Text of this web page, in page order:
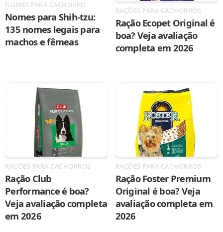
NOMES PARA CACHORRO
Nomes para Shih-tzu:
135 nomes legais para
machos e fêmeas
RAÇÕES PARA CACHORROS
Ração Ecopet Original é
boa? Veja avaliação
completa em 2026
RAÇÕES PARA CACHORROS
Ração Club
Performance é boa?
Veja avaliação completa
em 2026
RAÇÕES PARA CACHORROS
Ração Foster Premium
Original é boa? Veja
avaliação completa em
2026